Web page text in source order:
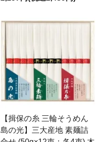
【揖保の糸 三輪そうめん
島の光】三大産地 素麺詰